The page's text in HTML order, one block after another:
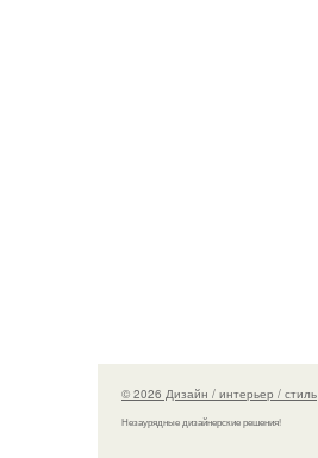
© 2026 Дизайн / интерьер / стиль
Незаурядные дизайнерские решения!